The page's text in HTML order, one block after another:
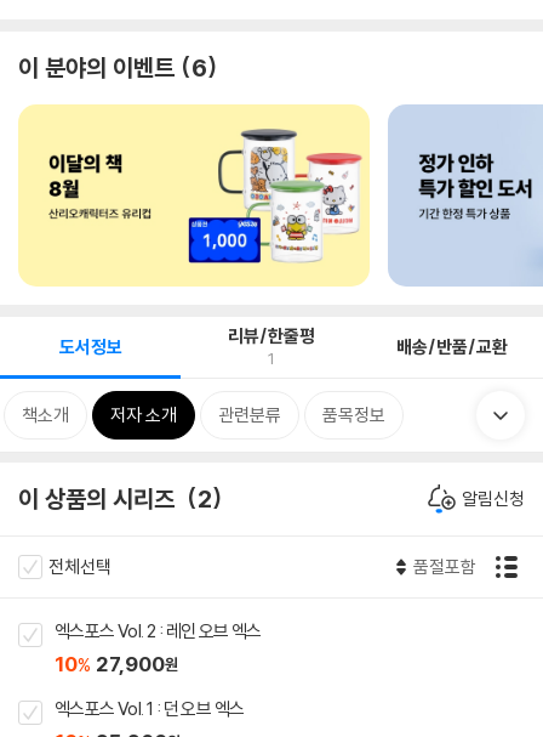
이 분야의 이벤트 6
도서정보 리뷰/한줄평
1 배송/반품/교환
책소개 저자 소개 관련분류 품목정보
이 상품의 시리즈 2 알림신청
전체선택 품절포함
엑스포스 Vol. 2 : 레인 오브 엑스
10% 27,900원
엑스포스 Vol. 1 : 던 오브 엑스